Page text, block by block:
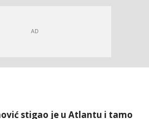
stigao je u Atlantu i tamo